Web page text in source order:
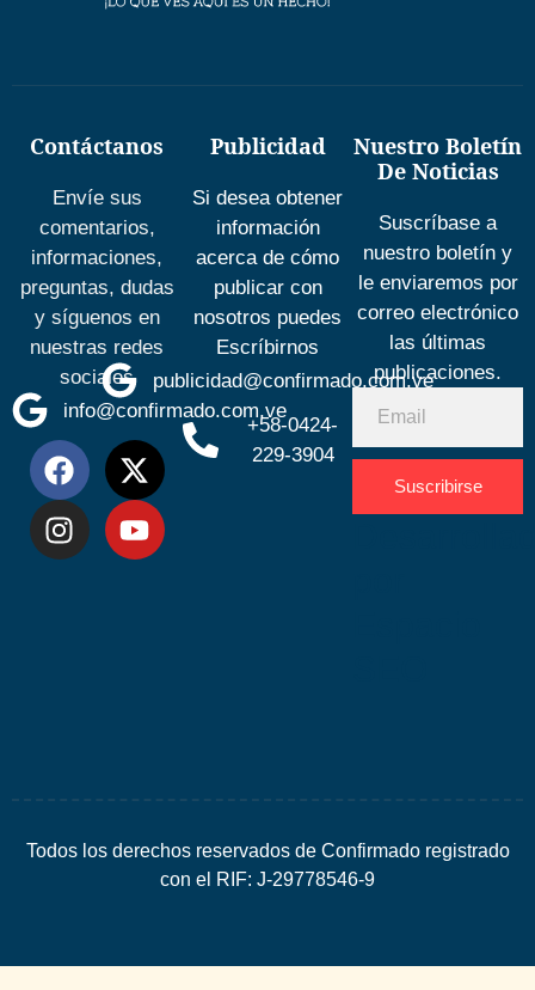
Contáctanos
Envíe sus
comentarios,
informaciones,
preguntas, dudas
y síguenos en
nuestras redes
sociales
info@confirmado.com.ve
Publicidad
Si desea obtener
información
acerca de cómo
publicar con
nosotros puedes
Escríbirnos
publicidad@confirmado.com.ve
+58-0424-
229-3904
Nuestro Boletín
De Noticias
Suscríbase a
nuestro boletín y
le enviaremos por
correo electrónico
las últimas
publicaciones.
Suscribirse
Todos los derechos reservados de Confirmado registrado
con el RIF: J-29778546-9